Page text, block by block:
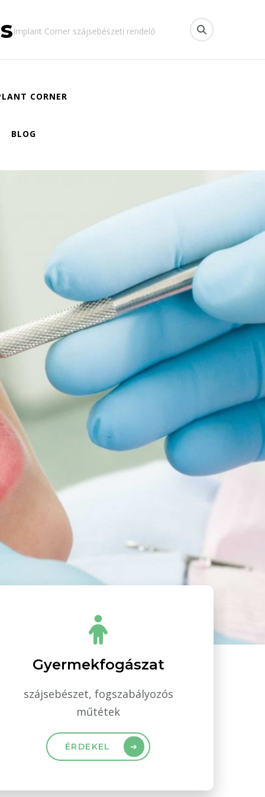
Implant Corner szájsebészeti rendelő
CORNER
BLOG
Gyermekfogászat
szájsebészet, fogszabályozós
műtétek
ÉRDEKEL